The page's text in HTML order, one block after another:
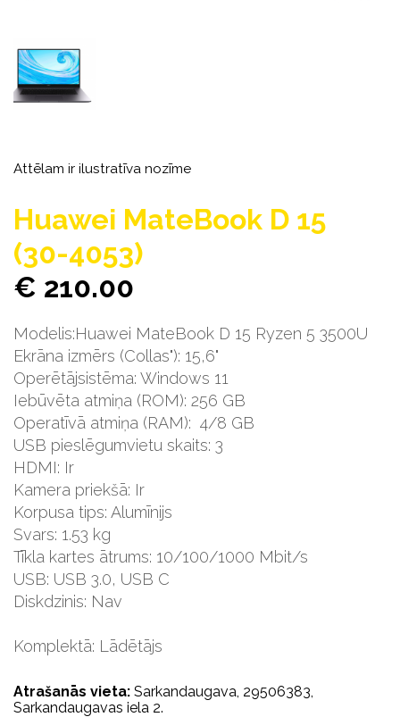
Attēlam ir ilustratīva nozīme
Huawei MateBook D 15
(30-4053)
€ 210.00
Modelis:Huawei MateBook D 15 Ryzen 5 3500U
Ekrāna izmērs (Collas"): 15,6"
Operētājsistēma: Windows 11
Iebūvēta atmiņa (ROM): 256 GB
Operatīvā atmiņa (RAM): 4/8 GB
USB pieslēgumvietu skaits: 3
HDMI: Ir
Kamera priekšā: Ir
Korpusa tips: Alumīnijs
Svars: 1.53 kg
Tīkla kartes ātrums: 10/100/1000 Mbit/s
USB: USB 3.0, USB C
Diskdzinis: Nav
Komplektā: Lādētājs
Atrašanās vieta: Sarkandaugava, 29506383,
Sarkandaugavas iela 2.